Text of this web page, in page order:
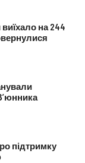
виїхало на 244
підтримку